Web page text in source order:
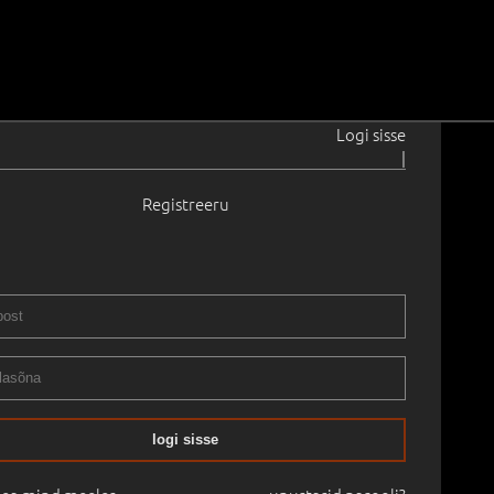
Logi sisse
|
Registreeru
logi sisse
34.0 cmSaadavus:Ei ole saadavalRaamita
...05.05.2004-04.06.2004